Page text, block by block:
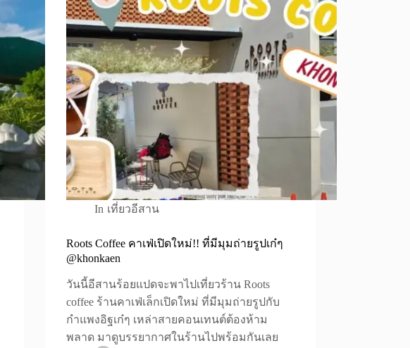
In เที่ยวอีสาน
Roots Coffee คาเฟ่เปิดใหม่!! ที่มีมุมถ่ายรูปเก๋ๆ
@khonkaen
วันนี้อีสานร้อยแปดจะพาไปเที่ยวร้าน Roots
coffee ร้านคาเฟ่เล็กเปิดใหม่ ที่มีมุมถ่ายรูปกับ
กำแพงอิฐเก๋ๆ เหล่าสายคอนเทนต์ต้องห้าม
พลาด มาดูบรรยากาศในร้านไปพร้อมกันเลย